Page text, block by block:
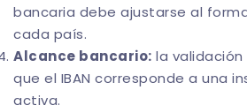
bancaria debe ajustarse al
cada país.
Alcance bancario: la
que el IBAN corresponde a una
activa.